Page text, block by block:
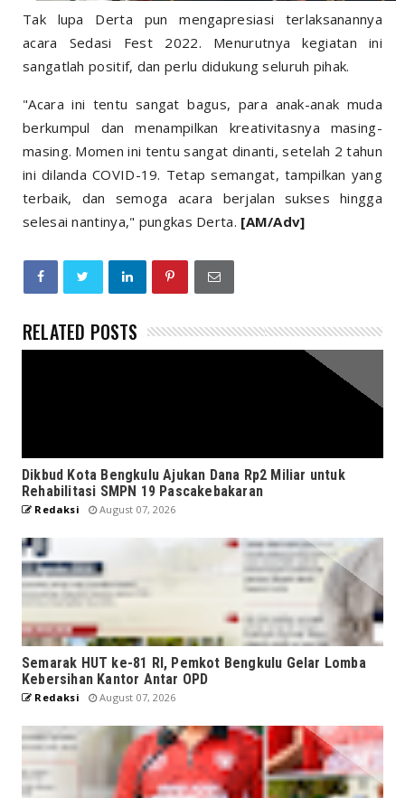
Tak lupa Derta pun mengapresiasi terlaksanannya
acara Sedasi Fest 2022. Menurutnya kegiatan ini
sangatlah positif, dan perlu didukung seluruh pihak.
"Acara ini tentu sangat bagus, para anak-anak muda
berkumpul dan menampilkan kreativitasnya masing-
masing. Momen ini tentu sangat dinanti, setelah 2 tahun
ini dilanda COVID-19. Tetap semangat, tampilkan yang
terbaik, dan semoga acara berjalan sukses hingga
selesai nantinya," pungkas Derta. [AM/Adv]
RELATED POSTS
Dikbud Kota Bengkulu Ajukan Dana Rp2 Miliar untuk
Rehabilitasi SMPN 19 Pascakebakaran
Redaksi August 07, 2026
Semarak HUT ke-81 RI, Pemkot Bengkulu Gelar Lomba
Kebersihan Kantor Antar OPD
Redaksi August 07, 2026